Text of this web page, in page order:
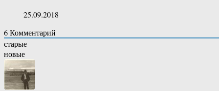
25.09.2018
6Комментарий
старые
новые